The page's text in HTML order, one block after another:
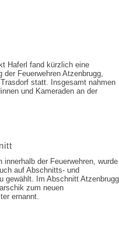
Haferl fand kürzlich eine
der Feuerwehren Atzenbrugg,
statt. Insgesamt nahmen
und Kameraden an der
innerhalb der Feuerwehren, wurde
auf Abschnitts- und
gewählt. Im Abschnitt Atzenbrugg
zum neuen
ernannt.